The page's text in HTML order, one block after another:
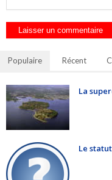
Populaire Récent
La
Le